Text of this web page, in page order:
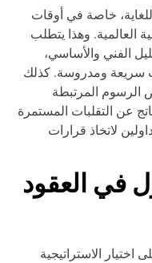
خاصة في أوقات
وهذا يتطلب
والأساسي،
ومدروسة. كذلك
المرتبطة
عن التقلبات المستمرة
لاتخاذ قرارات
في العقود
الاستراتيجية